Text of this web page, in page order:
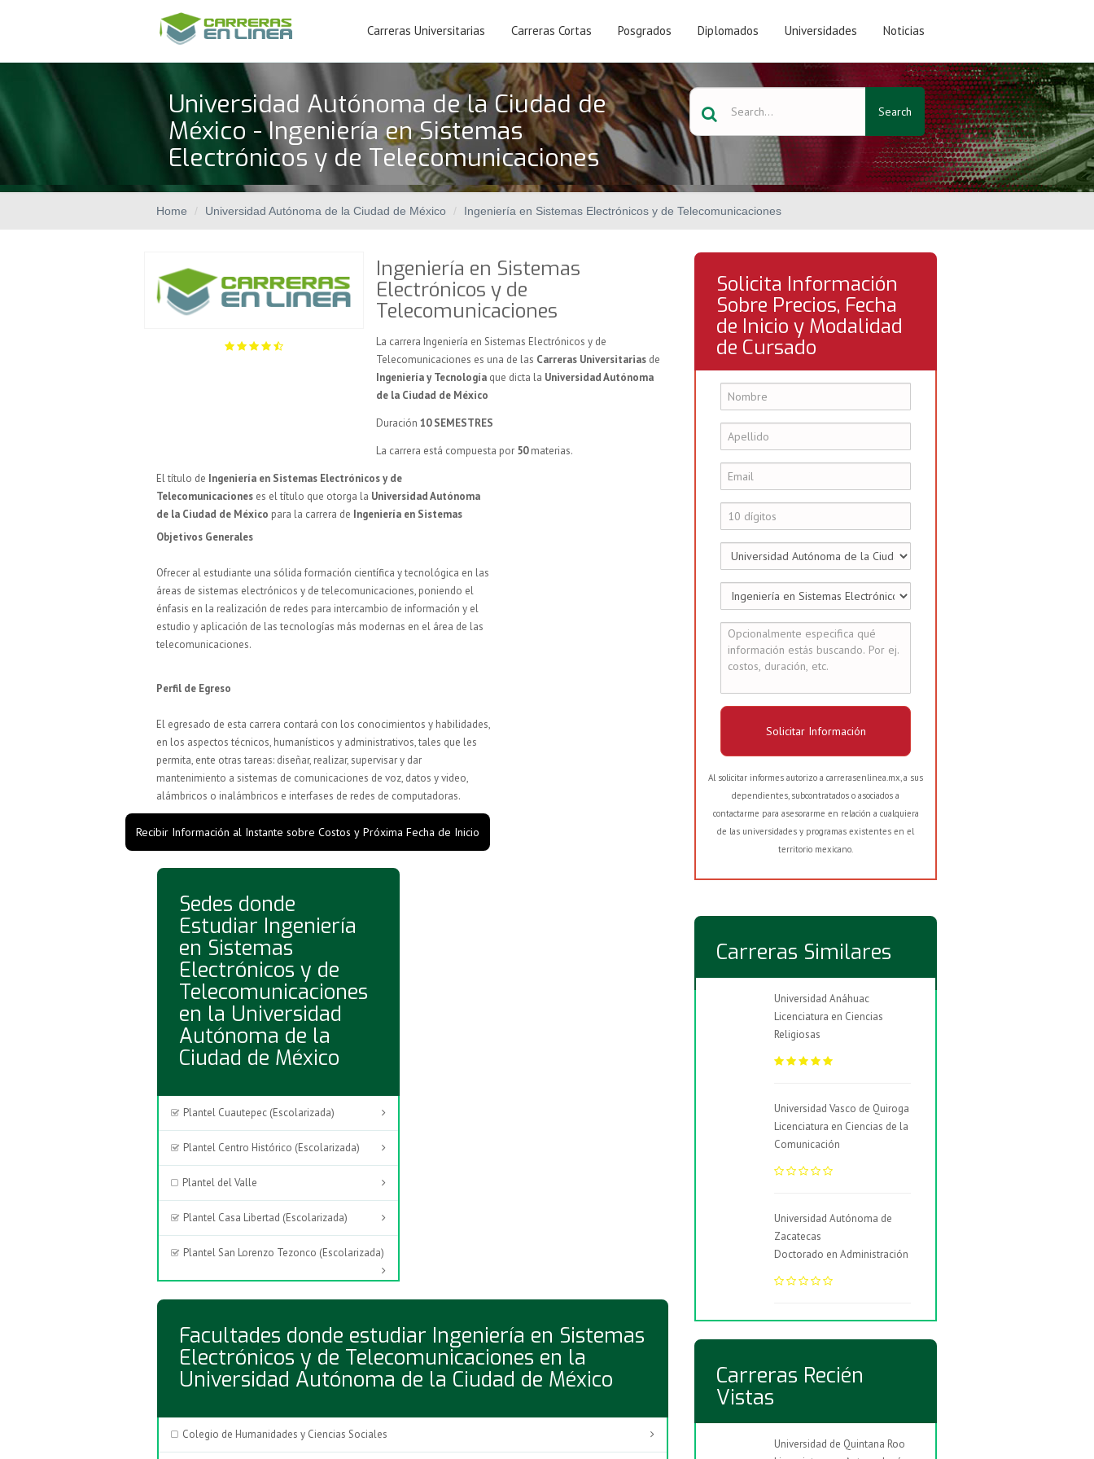
Carreras Universitarias Carreras Cortas Posgrados Diplomados Universidades Noticias
Universidad Autónoma de la Ciudad de
México - Ingeniería en Sistemas
Electrónicos y de Telecomunicaciones
Search
Home Universidad Autónoma de la Ciudad de México Ingeniería en Sistemas Electrónicos y de Telecomunicaciones
Ingeniería en Sistemas
Electrónicos y de
Telecomunicaciones
La carrera Ingeniería en Sistemas Electrónicos y de
Telecomunicaciones es una de las Carreras Universitarias de
Ingeniería y Tecnología que dicta la Universidad Autónoma
de la Ciudad de México
Duración 10 SEMESTRES
La carrera está compuesta por 50materias.
El título de Ingeniería en Sistemas Electrónicos y de
Telecomunicaciones es el título que otorga la Universidad Autónoma
de la Ciudad de México para la carrera de Ingeniería en Sistemas
Objetivos Generales
Ofrecer al estudiante una sólida formación científica y tecnológica en las
áreas de sistemas electrónicos y de telecomunicaciones, poniendo el
énfasis en la realización de redes para intercambio de información y el
estudio y aplicación de las tecnologías más modernas en el área de las
telecomunicaciones.
Perfil de Egreso
El egresado de esta carrera contará con los conocimientos y habilidades,
en los aspectos técnicos, humanísticos y administrativos, tales que les
permita, ente otras tareas: diseñar, realizar, supervisar y dar
mantenimiento a sistemas de comunicaciones de voz, datos y video,
alámbricos o inalámbricos e interfases de redes de computadoras.
Recibir Información al Instante sobre Costos y Próxima Fecha de Inicio
Sedes donde
Estudiar Ingeniería
en Sistemas
Electrónicos y de
Telecomunicaciones
en la Universidad
Autónoma de la
Ciudad de México
Plantel Cuautepec (Escolarizada)
Plantel Centro Histórico (Escolarizada)
Plantel del Valle
Plantel Casa Libertad (Escolarizada)
Plantel San Lorenzo Tezonco (Escolarizada)
Facultades donde estudiar Ingeniería en Sistemas
Electrónicos y de Telecomunicaciones en la
Universidad Autónoma de la Ciudad de México
Colegio de Humanidades y Ciencias Sociales
Solicita Información
Sobre Precios, Fecha
de Inicio y Modalidad
de Cursado
Solicitar Información
Al solicitar informes autorizo a carrerasenlinea.mx, a sus
dependientes, subcontratados o asociados a
contactarme para asesorarme en relación a cualquiera
de las universidades y programas existentes en el
territorio mexicano.
Carreras Similares
Universidad Anáhuac
Licenciatura en Ciencias
Religiosas
Universidad Vasco de Quiroga
Licenciatura en Ciencias de la
Comunicación
Universidad Autónoma de
Zacatecas
Doctorado en Administración
Carreras Recién
Vistas
Universidad de Quintana Roo